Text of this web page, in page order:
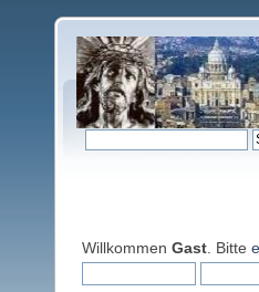
Willkommen Gast . Bitte